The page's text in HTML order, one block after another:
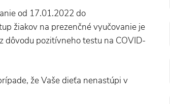
od 17.01.2022 do
žiakov na prezenčné vyučovanie je
dôvodu pozitívneho testu na COVID-
že Vaše dieťa nenastúpi v